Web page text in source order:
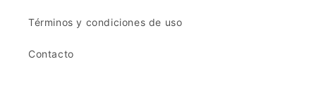
Términos y condiciones de uso
Contacto